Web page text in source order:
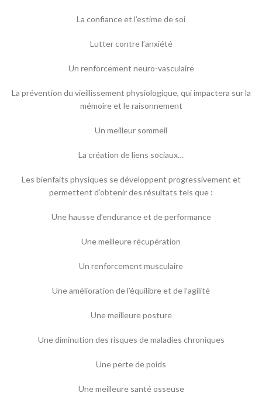
La confiance et l’estime de soi
Lutter contre l’anxiété
Un renforcement neuro-vasculaire
La prévention du vieillissement physiologique, qui impactera sur la
mémoire et le raisonnement
Un meilleur sommeil
La création de liens sociaux…
Les bienfaits physiques se développent progressivement et
permettent d’obtenir des résultats tels que :
Une hausse d’endurance et de performance
Une meilleure récupération
Un renforcement musculaire
Une amélioration de l’équilibre et de l’agilité
Une meilleure posture
Une diminution des risques de maladies chroniques
Une perte de poids
Une meilleure santé osseuse